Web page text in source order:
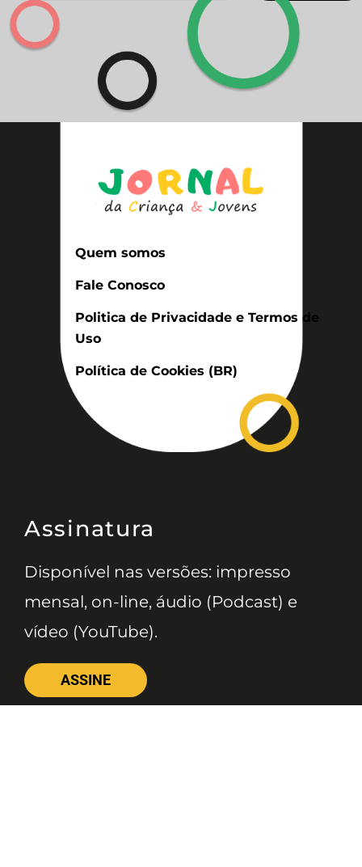
Quem somos
Fale Conosco
Politica de Privacidade e Termos de
Uso
Política de Cookies (BR)
Assinatura
Disponível nas versões: impresso
mensal, on-line, áudio (Podcast) e
vídeo (YouTube).
ASSINE